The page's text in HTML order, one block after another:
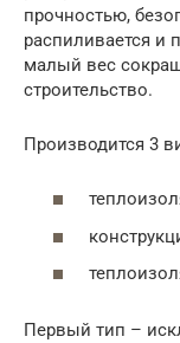
прочностью,
распиливается и
малый вес
строительство.
Производится 3
Первый тип –